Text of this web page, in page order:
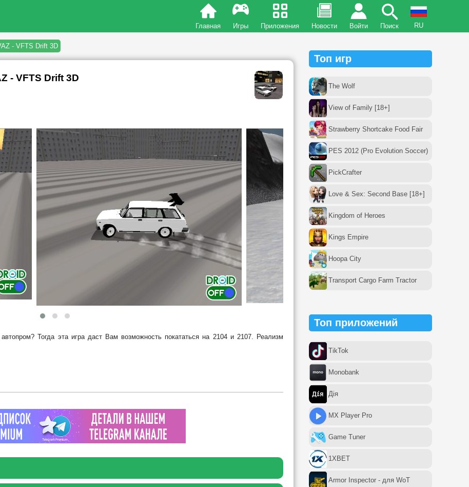
Главная Игры Приложения Новости Войти Поиск RU
- VFTS Drift 3D
- VFTS Drift 3D
Тогда эта игра даст Вам возможность покататься на 2104 и 2107. Реализм
Топ игр
The Wolf
View of Family [18+]
Strawberry Shortcake Food Fair
PES 2012 (Pro Evolution Soccer)
PickCrafter
Love & Sex: Second Base [18+]
Kingdom of Heroes
Kings Empire
Hoopa City
Transport Cargo Farm Tractor
Топ приложений
TikTok
Monobank
Дія
MX Player Pro
Game Tuner
1XBET
Armor Inspector - для WoT